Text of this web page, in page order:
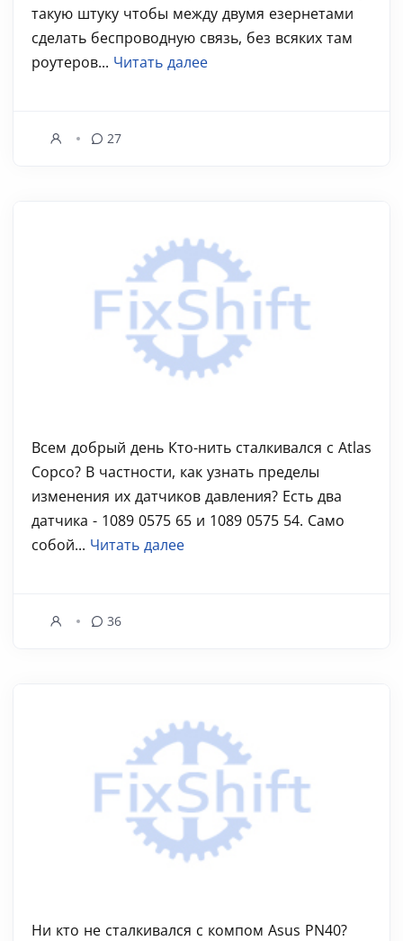
такую штуку чтобы между двумя езернетами
сделать беспроводную связь, без всяких там
роутеров... Читать далее
27
Всем добрый день Кто-нить сталкивался с Atlas
Copco? В частности, как узнать пределы
изменения их датчиков давления? Есть два
датчика - 1089 0575 65 и 1089 0575 54. Само
собой... Читать далее
36
Ни кто не сталкивался с компом Asus PN40?